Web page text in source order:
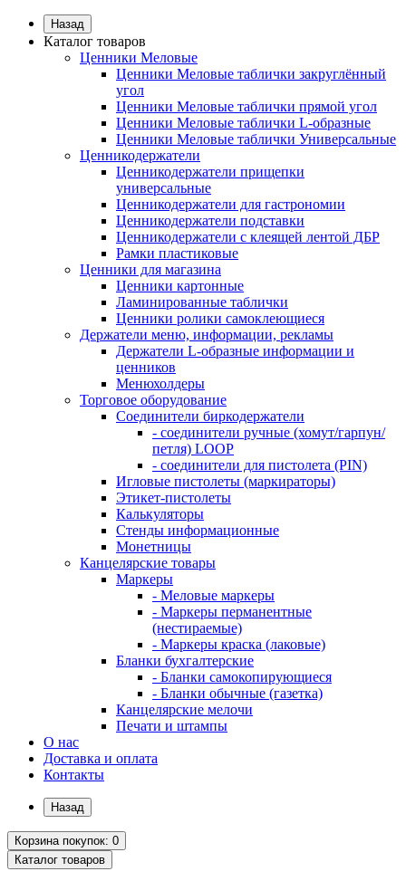
Назад
Каталог товаров
Ценники Меловые
Ценники Меловые таблички закруглённый
угол
Ценники Меловые таблички прямой угол
Ценники Меловые таблички L-образные
Ценники Меловые таблички Универсальные
Ценникодержатели
Ценникодержатели прищепки
универсальные
Ценникодержатели для гастрономии
Ценникодержатели подставки
Ценникодержатели с клеящей лентой ДБР
Рамки пластиковые
Ценники для магазина
Ценники картонные
Ламинированные таблички
Ценники ролики самоклеющиеся
Держатели меню, информации, рекламы
Держатели L-образные информации и
ценников
Менюхолдеры
Торговое оборудование
Соединители биркодержатели
- соединители ручные (хомут/гарпун/
петля) LOOP
- соединители для пистолета (PIN)
Игловые пистолеты (маркираторы)
Этикет-пистолеты
Калькуляторы
Стенды информационные
Монетницы
Канцелярские товары
Маркеры
- Меловые маркеры
- Маркеры перманентные
(нестираемые)
- Маркеры краска (лаковые)
Бланки бухгалтерские
- Бланки самокопирующиеся
- Бланки обычные (газетка)
Канцелярские мелочи
Печати и штампы
О нас
Доставка и оплата
Контакты
Назад
Корзинапокупок: 0
Каталог товаров